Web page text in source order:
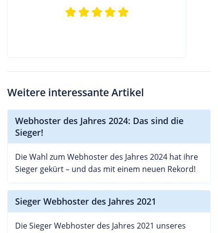
Weitere interessante Artikel
Webhoster des Jahres 2024: Das sind die
Sieger!
Die Wahl zum Webhoster des Jahres 2024 hat ihre
Sieger gekürt – und das mit einem neuen Rekord!
Sieger Webhoster des Jahres 2021
Die Sieger Webhoster des Jahres 2021 unseres